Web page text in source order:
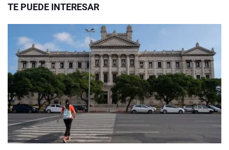
TE PUEDE INTERESAR